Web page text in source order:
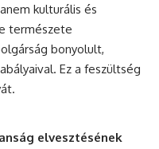
kulturális és
természete
bonyolult,
Ez a feszültség
elvesztésének